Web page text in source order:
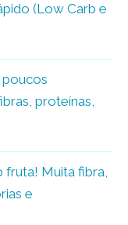
(Low Carb e
poucos
proteínas,
fruta! Muita fibra,
e